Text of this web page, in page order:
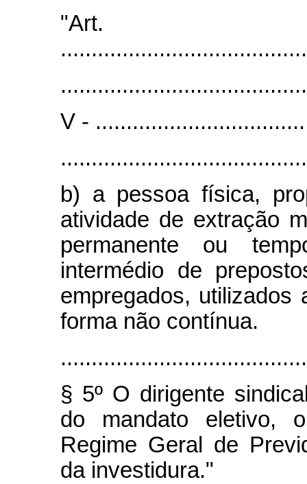
V -
b) a pessoa física,
atividade de extração
permanente ou
intermédio de
empregados, utilizados
forma não contínua.
§ 5º O dirigente
do mandato eletivo,
Regime Geral de
da investidura."